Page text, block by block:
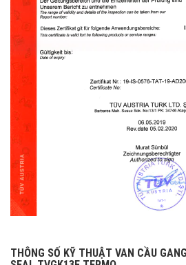
THÔNG SỐ KỸ THUẬT VAN CẦU